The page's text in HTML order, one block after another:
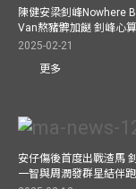
陳健安梁釗峰Nowhere
Van熬豬髀加餸 釗峰心
2025-02-21
更多
安仔傷後首度出戰渣馬
一智與周潤發群星結伴